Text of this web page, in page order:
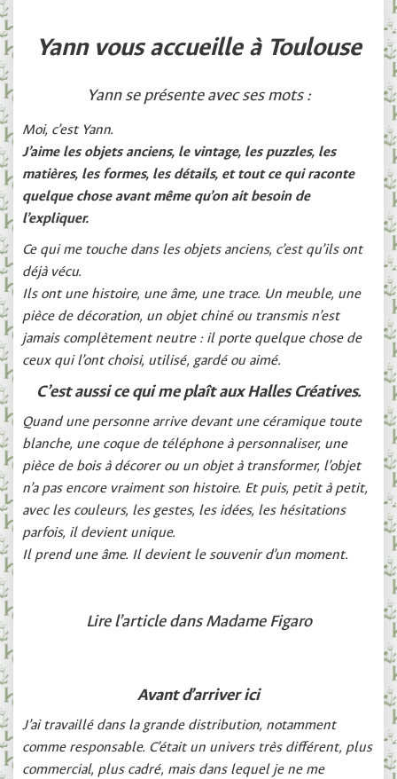
Yann vous accueille à Toulouse
Yann se présente avec ses mots :
Moi, c’est Yann.
J’aime les objets anciens, le vintage, les puzzles, les
matières, les formes, les détails, et tout ce qui raconte
quelque chose avant même qu’on ait besoin de
l’expliquer.
Ce qui me touche dans les objets anciens, c’est qu’ils ont
déjà vécu.
Ils ont une histoire, une âme, une trace. Un meuble, une
pièce de décoration, un objet chiné ou transmis n’est
jamais complètement neutre : il porte quelque chose de
ceux qui l’ont choisi, utilisé, gardé ou aimé.
C’est aussi ce qui me plaît aux Halles Créatives.
Quand une personne arrive devant une céramique toute
blanche, une coque de téléphone à personnaliser, une
pièce de bois à décorer ou un objet à transformer, l’objet
n’a pas encore vraiment son histoire. Et puis, petit à petit,
avec les couleurs, les gestes, les idées, les hésitations
parfois, il devient unique.
Il prend une âme. Il devient le souvenir d’un moment.
Lire l’article dans Madame Figaro
Avant d’arriver ici
J’ai travaillé dans la grande distribution, notamment
comme responsable. C’était un univers très différent, plus
commercial, plus cadré, mais dans lequel je ne me